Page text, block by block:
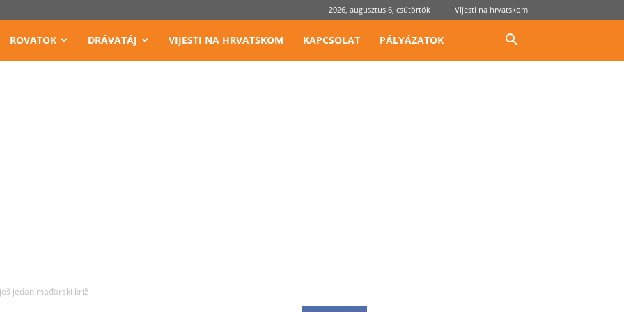
2026, augusztus 6, csütörtök Vijesti na hrvatskom
ROVATOK DRÁVATÁJ VIJESTI NA HRVATSKOM KAPCSOLAT PÁLYÁZATOK
jedan mađarski križ